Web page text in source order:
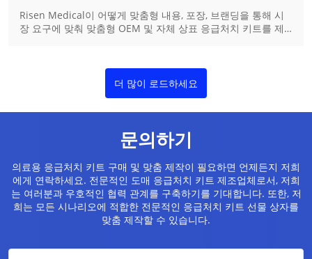
맞춤 설정할 수 있나요?
Risen Medical이 어떻게 맞춤형 내용, 포장, 브랜딩을 통해 시
장 요구에 맞춰 맞춤형 OEM 및 자체 상표 응급처치 키트를 제
더 많이 로드하세요
문의하기
의료용 응급처치 키트 구매 및 맞춤 제작이 필요하면 언제든지 저희
에게 연락하세요. 전문적인 도매 응급처치 키트 제조업체로서, 저희
는 여러분과 우호적인 협력 관계를 구축하기를 기대합니다. 또한, 저
희는 모든 시나리오에 적합한 전문적인 응급처치 키트 선물 상자를
맞춤 제작할 수 있습니다.